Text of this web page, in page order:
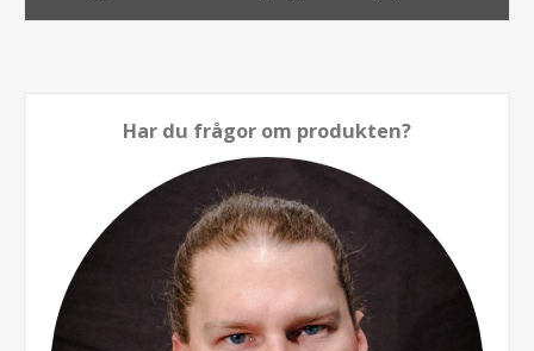
Har du frågor om produkten?